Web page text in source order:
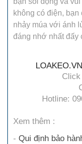
không có điện,
nhảy múa với ánh
đáng nhớ nhất đấy
Click
Hotline:
Xem thêm :
- Qui định bảo